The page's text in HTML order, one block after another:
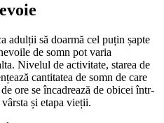
adulții să doarmă cel puțin șapte
de somn pot varia
Nivelul de activitate, starea de
cantitatea de somn de care
ore se încadrează de obicei într-
și etapa vieții.